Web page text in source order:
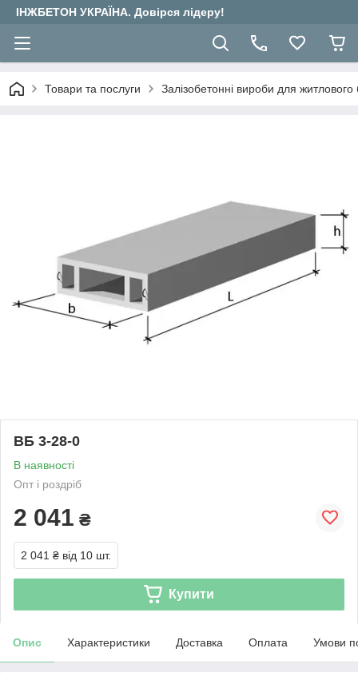
ІНЖБЕТОН УКРАЇНА. Довірся лідеру!
Товари та послуги Залізобетонні вироби для житлового
ВБ 3-28-0
В наявності
Опт і роздріб
2 041 ₴
2 041 ₴ від 10 шт.
Купити
Опис Характеристики Доставка Оплата Умови